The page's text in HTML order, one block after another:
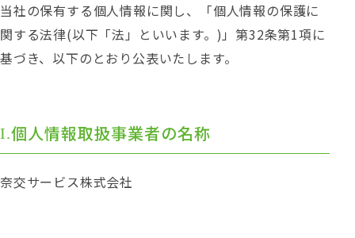
当社の保有する個人情報に関し、「個人情報の保護に
関する法律(以下「法」といいます。)」第32条第1項に
基づき、以下のとおり公表いたします。
個人情報取扱事業者の名称
奈交サービス株式会社